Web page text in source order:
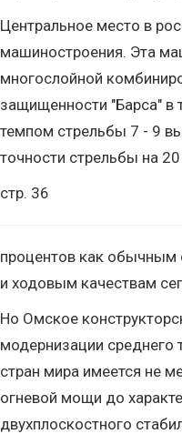
Центральное место в
машиностроения. Эта
многослойной
защищенности "Барса"
темпом стрельбы 7 - 9
точности стрельбы на 20
стр. 36
процентов как
и ходовым качествам
Но Омское
модернизации
стран мира имеется не
огневой мощи до
двухплоскостного